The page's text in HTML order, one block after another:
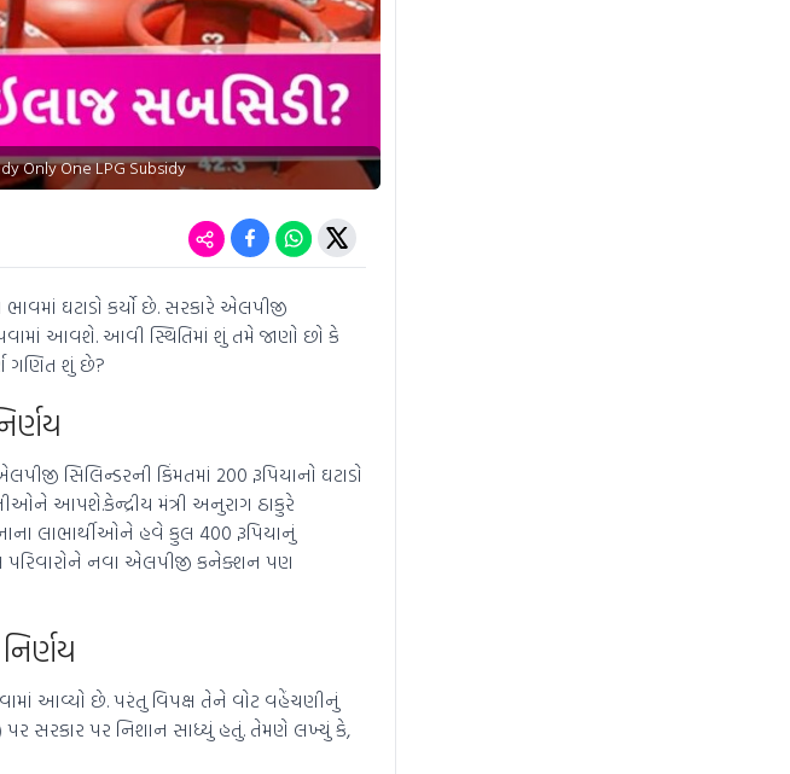
Only One LPG Subsidy
ઘટાડો કર્યો છે. સરકારે એલપીજી
આવશે. આવી સ્થિતિમાં શું તમે જાણો છો કે
ગણિત શું છે?
સિલિન્ડરની કિંમતમાં 200 રૂપિયાનો ઘટાડો
આપશે.કેન્દ્રીય મંત્રી અનુરાગ ઠાકુરે
લાભાર્થીઓને હવે કુલ 400 રૂપિયાનું
પરિવારોને નવા એલપીજી કનેક્શન પણ
આવ્યો છે. પરંતુ વિપક્ષ તેને વોટ વહેંચણીનું
પર સરકાર પર નિશાન સાધ્યું હતું. તેમણે લખ્યું કે,